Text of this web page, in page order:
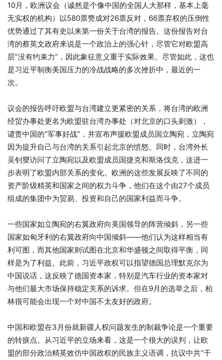
10月，欧洲议会（诚然是个像中国的全国人大那样，基本上毫
无实权的机构）以580票赞成对26票反对，66票弃权的压倒性
优势通过了其有史以来第一份关于台湾的报告。这份报告对台
湾的蔡英文政府来说是一个政治上的强心针，尽管它对欧盟高
层“没有约束力”，因此象征意义重于实际效果。尽管如此，这也
是习近平制衡美国压力的冷战战略的多次挫折中，最近的一
次。
议会的报告呼吁欧盟与台湾建立更紧密的关系，将台湾的欧洲
经贸办事处更名为欧盟驻台湾办事处（对北京的口头刺激），
谴责中国的“军事好战”，并宣布声援欧盟成员国立陶宛，立陶宛
因为提升自己与台湾的关系引起北京的愤怒。同时，台湾外长
吴钊燮访问了立陶宛以及欧盟成员国捷克和斯洛伐克，这进一
步表明了欧盟内部关系的变化。欧洲的这些发展反映了不同的
资产阶级精英和国家之间的权力斗争，他们在这个由27个成员
组成的集团中为贸易、投资和自己的国家利益而斗争。
一些国家如立陶宛的右翼政府向美国领导的阵营倾斜，另一些
国家如匈牙利的右翼政府向中国倾斜——他们认为这样相当有
利可图，而其他国家则试图在北京和华盛顿之间取得平衡，同
样是为了利益。此前，习近平政权可以指望德国总理默克尔为
中国说话，这反映了德国资本家，特别是汽车行业的资本家对
与他们最大市场保持稳定关系的诉求。但在9月的选举之后，柏
林很可能会出现一个对中国不太友好的政府。
中国和欧盟在3月份就新疆人权问题发生的制裁争论是一个重要
的转捩点。从习近平的立场来看，这是一个很大的误判，让欧
盟的部分政治精英效仿中国政权的民族主义语调，抗议中共“干